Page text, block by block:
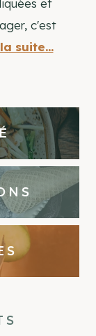
et
c'est
suite...